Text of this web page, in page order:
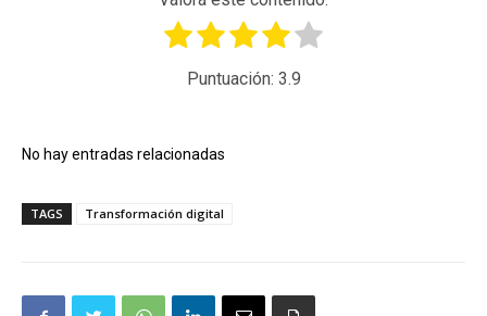
Puntuación: 3.9
No hay entradas relacionadas
TAGS Transformación digital